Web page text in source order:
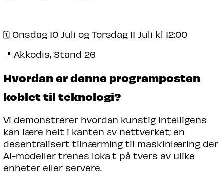
🗓️ Onsdag 10 Juli og Torsdag 11 Juli kl 12:00
📍 Akkodis, Stand 26
Hvordan er denne programposten
koblet til teknologi?
Vi demonstrerer hvordan kunstig intelligens
kan lære helt i kanten av nettverket; en
desentralisert tilnærming til maskinlæring der
AI-modeller trenes lokalt på tvers av ulike
enheter eller servere.